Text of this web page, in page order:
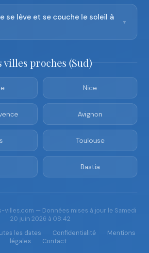
se lève et se couche le soleil à
▼
villes proches (Sud)
Nice
Avignon
Toulouse
Bastia
— Données mises à jour le Samedi
20 juin 2026 à 08:42
les dates Confidentialité
Mentions
légales
Contact